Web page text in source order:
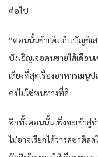
ต่อไป
“ตอนนั้นข้าเพิ่งเก็บบัญชีเ
บังเอิญเจอคนขายไส้เดือ
เสียงที่สุดเรื่องอาหารเมนู
คงไม่ใช่หนทางที่ดี
อีกทั้งตอนนั้นเพิ่งจะเข้าสู่
ไม่อาจเรียกได้ว่ารสชาติ